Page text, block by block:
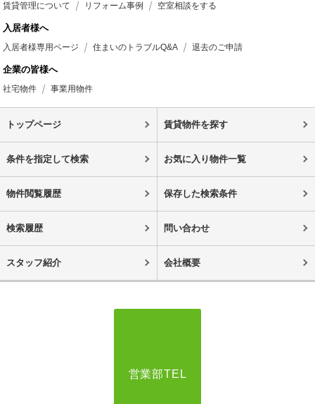
賃貸管理について リフォーム事例 空室相談をする
入居者様へ
入居者様専用ページ 住まいのトラブルQ&A 退去のご申請
企業の皆様へ
社宅物件 事業用物件
トップページ 賃貸物件を探す
条件を指定して検索 お気に入り物件一覧
物件閲覧履歴 保存した検索条件
検索履歴 問い合わせ
スタッフ紹介 会社概要
営業部TEL